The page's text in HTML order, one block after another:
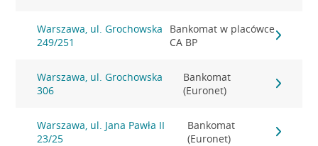
Warszawa, ul. Grochowska
249/251
Bankomat w placówce
CA BP
Warszawa, ul. Grochowska
306
Bankomat
(Euronet)
Warszawa, ul. Jana Pawła II
23/25
Bankomat
(Euronet)